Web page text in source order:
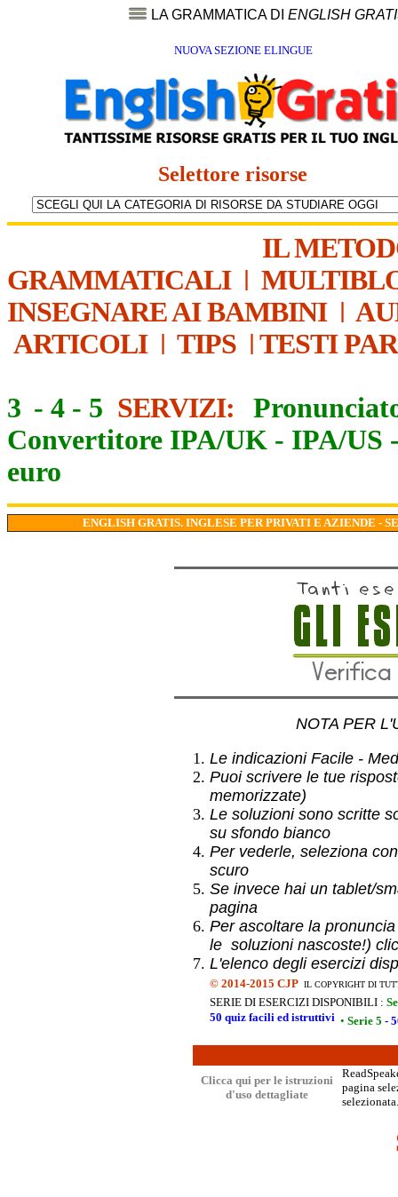
LA GRAMMATICA DI ENGLISH
NUOVA SEZIONE ELINGUE
Selettore risorse
IL
GRAMMATICALI|
INSEGNARE AI BAMBINI|
ARTICOLI| TIPS | TESTI
3 - 4 - 5 SERVIZI:
Convertitore IPA/UK - IPA/US
euro
ENGLISH GRATIS. INGLESE PER PRIVATI E AZIENDE -
NOTA PER
Le indicazioni Facile -
Puoi scrivere le tue
memorizzate)
Le soluzioni sono scritte
su sfondo bianco
Per vederle, seleziona
scuro
Se invece hai un tablet/
pagina
Per ascoltare la
le soluzioni nascoste!)
L'elenco degli esercizi
© 2014-2015 CJP IL COPYRIGHT DI
SERIE DI ESERCIZI DISPONIBILI :
50 quiz facili ed istruttivi • Serie 5 -
Clicca qui per le istruzioni
d'uso dettagliate
pagina